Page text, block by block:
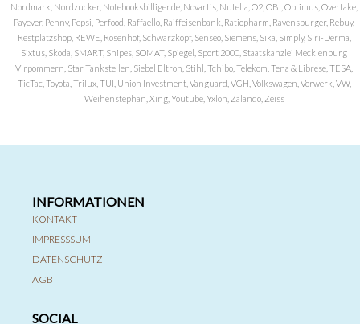
Nordmark, Nordzucker, Notebooksbilliger.de, Novartis, Nutella, O2, OBI, Optimus, Overtake,
Payever, Penny, Pepsi, Perfood, Raffaello, Raiffeisenbank, Ratiopharm, Ravensburger, Rebuy,
Restplatzshop, REWE, Rosenhof, Schwarzkopf, Senseo, Siemens, Sika, Simply, Siri-Derma,
Sixtus, Skoda, SMART, Snipes, SOMAT, Spiegel, Sport 2000, Staatskanzlei Mecklenburg
Virpommern, Star Tankstellen, Siebel Eltron, Stihl, Tchibo, Telekom, Tena & Librese, TESA,
TicTac, Toyota, Trilux, TUI, Union Investment, Vanguard, VGH, Volkswagen, Vorwerk, VW,
Weihenstephan, Xing, Youtube, Yxlon, Zalando, Zeiss
INFORMATIONEN
KONTAKT
IMPRESSSUM
DATENSCHUTZ
AGB
SOCIAL